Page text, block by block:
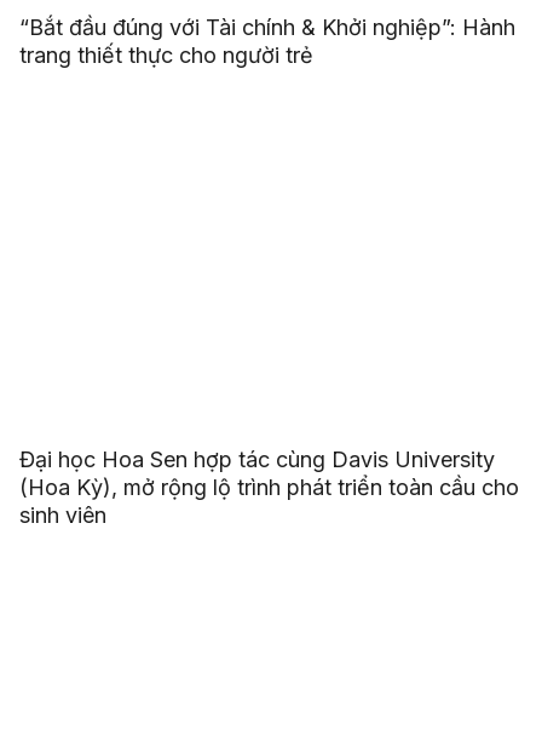
“Bắt đầu đúng với Tài chính & Khởi nghiệp”: Hành
trang thiết thực cho người trẻ
Đại học Hoa Sen hợp tác cùng Davis University
(Hoa Kỳ), mở rộng lộ trình phát triển toàn cầu cho
sinh viên